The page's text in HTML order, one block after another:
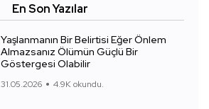
En Son Yazılar
Yaşlanmanın Bir Belirtisi Eğer Önlem
Almazsanız Ölümün Güçlü Bir
Göstergesi Olabilir
31.05.2026 4.9K okundu.